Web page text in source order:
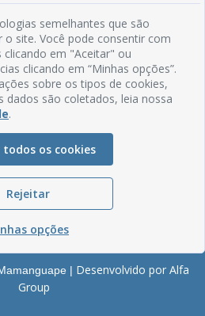
2246
das 08h às 13h
Site
Internos
| Desenvolvido por Alfa
Group
semelhantes que são
o site. Você pode consentir com
em "Aceitar" ou
clicando em “Minhas opções”.
sobre os tipos de cookies,
dados são coletados, leia nossa
.
os cookies
Rejeitar
opções